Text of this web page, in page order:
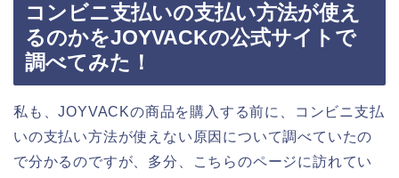
コンビニ支払いの支払い方法が使え
るのかをJOYVACKの公式サイトで
調べてみた！
私も、JOYVACKの商品を購入する前に、コンビニ支払
いの支払い方法が使えない原因について調べていたの
で分かるのですが、多分、こちらのページに訪れてい